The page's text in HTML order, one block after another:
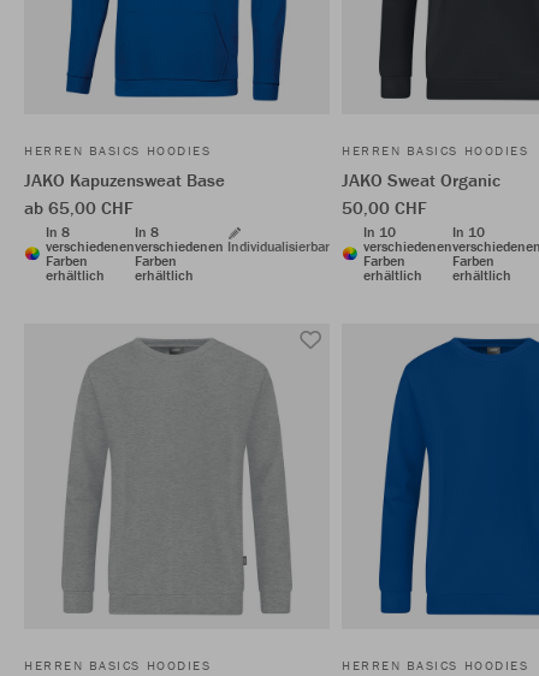
HERREN BASICS HOODIES
JAKO Kapuzensweat Base
ab 65,00 CHF
In 8
verschiedenen
Farben
erhältlich
In 8
verschiedenen
Farben
erhältlich
Individualisierbar
HERREN BASICS HOODIES
JAKO Sweat Organic
50,00 CHF
In 10
verschiedenen
Farben
erhältlich
In 10
Farben
erhältlich
HERREN BASICS HOODIES HERREN BASICS HOODIES